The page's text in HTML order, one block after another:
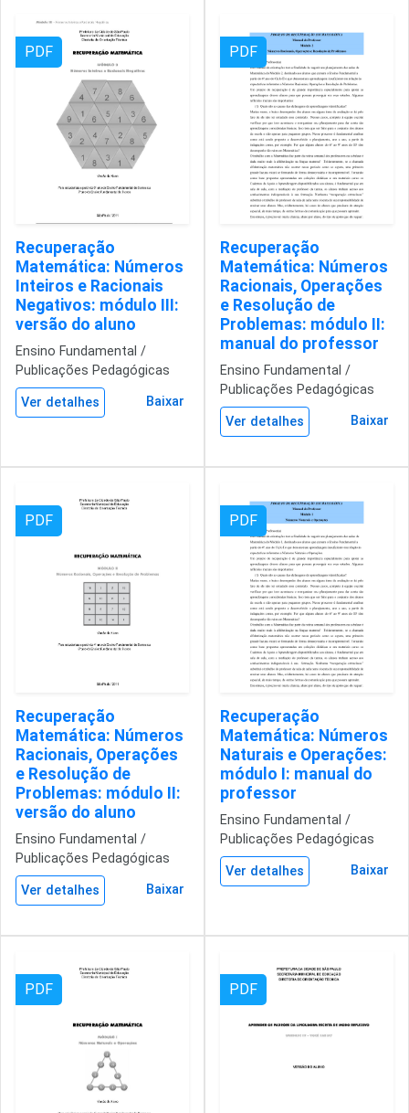
PDF
Recuperação
Matemática: Números
Inteiros e Racionais
Negativos: módulo III:
versão do aluno
Ensino Fundamental /
Publicações Pedagógicas
Ver detalhes Baixar
PDF
Recuperação
Matemática: Números
Racionais, Operações
e Resolução de
Problemas: módulo II:
manual do professor
Ensino Fundamental /
Publicações Pedagógicas
Ver detalhes Baixar
PDF
Recuperação
Matemática: Números
Racionais, Operações
e Resolução de
Problemas: módulo II:
versão do aluno
Ensino Fundamental /
Publicações Pedagógicas
Ver detalhes Baixar
PDF
Recuperação
Matemática: Números
Naturais e Operações:
módulo I: manual do
professor
Ensino Fundamental /
Publicações Pedagógicas
Ver detalhes Baixar
PDF PDF